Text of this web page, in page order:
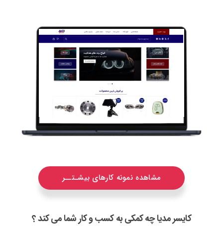
مشاهده نمونه کارهای بیشـتــر
کایسر مدیا چه کمکی به کسب و کار شما می کند ؟